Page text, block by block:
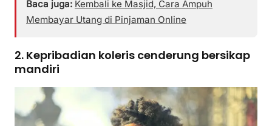
Baca juga: Kembali ke Masjid, Cara Ampuh
Membayar Utang di Pinjaman Online
2. Kepribadian koleris cenderung bersikap
mandiri